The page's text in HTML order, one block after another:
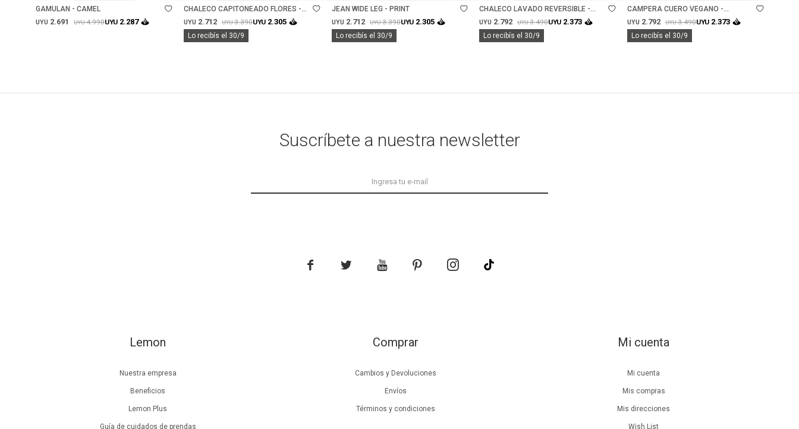
GAMULAN - CAMEL
UYU 2.691 UYU4.990UYU 2.287
CHALECO CAPITONEADO FLORES -
JEAN
UYU 2.712 UYU3.390UYU 2.305
Lo recibís el 30/9
JEAN WIDE LEG - PRINT
UYU 2.712 UYU3.390UYU 2.305
Lo recibís el 30/9
CHALECO LAVADO REVERSIBLE -
CHOCOLATE
UYU 2.792 UYU3.490UYU 2.373
Lo recibís el 30/9
CAMPERA CUERO VEGANO -
CHOCOLATE
UYU 2.792 UYU3.490UYU 2.373
Lo recibís el 30/9
Lemon
Nuestra empresa
Beneficios
Lemon Plus
Guía de cuidados de prendas
Comprar
Cambios y Devoluciones
Envíos
Términos y condiciones
Mi cuenta
Mi cuenta
Mis compras
Mis direcciones
Wish List
Suscríbete a nuestra newsletter
    